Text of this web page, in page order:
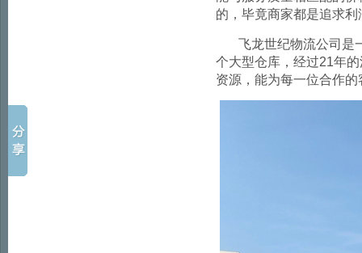
的，毕竟商家都是追求
飞龙世纪物流公司是
个大型仓库，经过21年
资源，能为每一位合作